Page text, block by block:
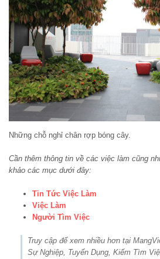
Những chỗ nghỉ chân rợp bóng cây.
Cần thêm thông tin về các việc làm cũng
khảo các mục dưới đây:
Tin Tức Việc Làm
Việc Làm
Người Tìm Việc
Truy cập để xem nhiều hơn tại
Sự Nghiệp, Tuyển Dụng, Kiếm Tìm